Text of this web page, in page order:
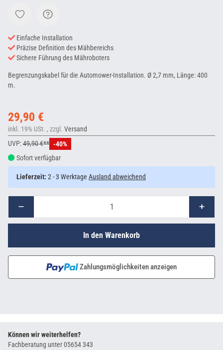
Einfache Installation
Präzise Definition des Mähbereichs
Sichere Führung des Mähroboters
Begrenzungskabel für die Automower-Installation. Ø 2,7 mm, Länge: 400
m.
29,90 €
inkl. 19% USt. , zzgl. Versand
UVP:49,90 €** -40%
Sofort verfügbar
Lieferzeit: 2 - 3 Werktage Ausland abweichend
In den Warenkorb
Zahlungsmöglichkeiten anzeigen
Können wir weiterhelfen?
Fachberatung unter05654 343